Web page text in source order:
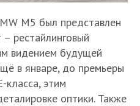
M5 был представлен
рестайлинговый
видением будущей
в январе, до премьеры
класса, этим
оптики. Также